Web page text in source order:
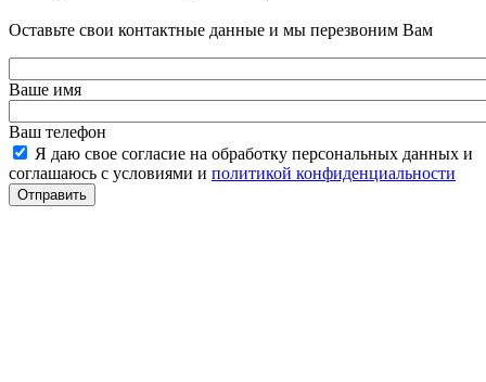
Оставьте свои контактные данные и мы перезвоним Вам
Ваше имя
Ваш телефон
Я даю свое согласие на обработку персональных данных и
соглашаюсь с условиями и политикой конфиденциальности
Отправить